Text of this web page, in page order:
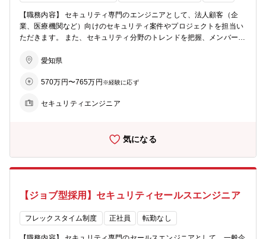
【職務内容】 セキュリティ専門のエンジニアとして、法人顧客（企
業、医療機関など）向けのセキュリティ案件やプロジェクトを担当い
ただきます。 また、セキュリティ分野のトレンドを把握、メンバーと
参画いただきます。 専門職採用となりますので、より案件にコミット
示し、職務の内容、お任せするミッションをご説明いたします。 【採
用予定
愛知県
570万円〜765万円 ※経験に応ず
セキュリティエンジニア
気になる
【ジョブ型採用】セキュリティセールスエンジニア
フレックスタイム制度 正社員 転勤なし